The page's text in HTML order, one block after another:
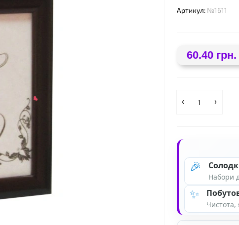
Артикул: №1611
60.40 грн.
🎉
Набори
✨
Чистота,